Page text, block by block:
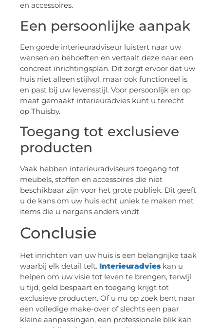
en accessoires.
Een persoonlijke aanpak
Een goede interieuradviseur luistert naar uw
wensen en behoeften en vertaalt deze naar een
concreet inrichtingsplan. Dit zorgt ervoor dat uw
huis niet alleen stijlvol, maar ook functioneel is
en past bij uw levensstijl. Voor persoonlijk en op
maat gemaakt interieuradvies kunt u terecht
op Thuisby.
Toegang tot exclusieve
producten
Vaak hebben interieuradviseurs toegang tot
meubels, stoffen en accessoires die niet
beschikbaar zijn voor het grote publiek. Dit geeft
u de kans om uw huis echt uniek te maken met
items die u nergens anders vindt.
Conclusie
Het inrichten van uw huis is een belangrijke taak
waarbij elk detail telt. Interieuradvieskan u
helpen om uw visie tot leven te brengen, terwijl
u tijd, geld bespaart en toegang krijgt tot
exclusieve producten. Of u nu op zoek bent naar
een volledige make-over of slechts een paar
kleine aanpassingen, een professionele blik kan